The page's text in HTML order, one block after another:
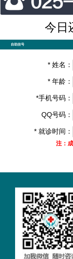
今日
自助挂号
* 姓名：
* 年龄：
*手机号码：
QQ号码：
* 就诊时间：
注：